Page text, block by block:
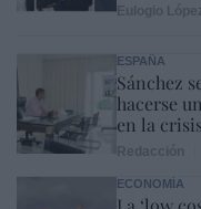
ESPAÑA
Sánchez
hacerse
en la
ECONOMÍA